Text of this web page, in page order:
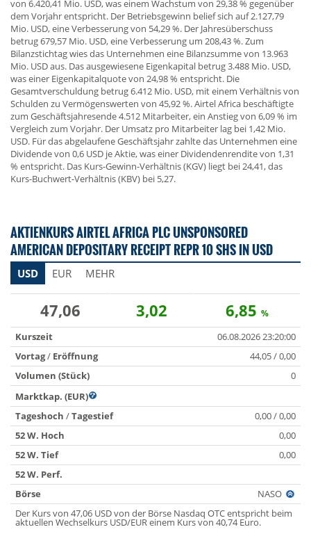
von 6.420,41 Mio. USD, was einem Wachstum von 29,38 % gegenüber
dem Vorjahr entspricht. Der Betriebsgewinn belief sich auf 2.127,79
Mio. USD, eine Verbesserung von 54,29 %. Der Jahresüberschuss
betrug 679,57 Mio. USD, eine Verbesserung um 208,43 %. Zum
Bilanzstichtag wies das Unternehmen eine Bilanzsumme von 13.963
Mio. USD aus. Das ausgewiesene Eigenkapital betrug 3.488 Mio. USD,
was einer Eigenkapitalquote von 24,98 % entspricht. Die
Gesamtverschuldung betrug 6.412 Mio. USD, mit einem Verhältnis von
Schulden zu Vermögenswerten von 45,92 %. Airtel Africa beschäftigte
zum Geschäftsjahresende 4.512 Mitarbeiter, ein Anstieg von 6,09 % im
Vergleich zum Vorjahr. Der Umsatz pro Mitarbeiter lag bei 1,42 Mio.
USD. Für das abgelaufene Geschäftsjahr zahlte das Unternehmen eine
Dividende von 0,6 USD je Aktie, was einer Dividendenrendite von 1,31
% entspricht. Das Kurs-Gewinn-Verhältnis (KGV) liegt bei 24,41, das
Kurs-Buchwert-Verhältnis (KBV) bei 5,27.
AKTIENKURS AIRTEL AFRICA PLC UNSPONSORED
AMERICAN DEPOSITARY RECEIPT REPR 10 SHS IN USD
USD EUR MEHR
47,06 3,02 6,85 %
Kurszeit
06.08.2026 23:20:00
Vortag/ Eröffnung
44,05 / 0,00
Volumen (Stück)
0
Marktkap. (EUR)
Tageshoch /Tagestief
0,00 / 0,00
52 W. Hoch
0,00
52 W. Tief
0,00
52 W. Perf.
Börse
NASO
Der Kurs von 47,06 USD von der Börse Nasdaq OTC entspricht beim
aktuellen Wechselkurs USD/EUR einem Kurs von 40,74 Euro.